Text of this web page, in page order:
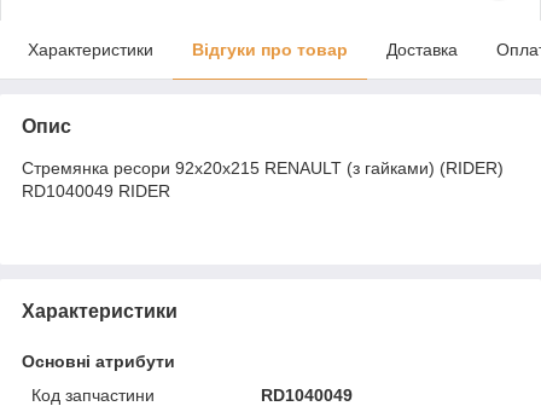
Характеристики Відгуки про товар Доставка
Опис
Стремянка ресори 92x20x215 RENAULT (з гайками) (RIDER)
RD1040049 RIDER
Характеристики
Основні атрибути
Код запчастини
RD1040049